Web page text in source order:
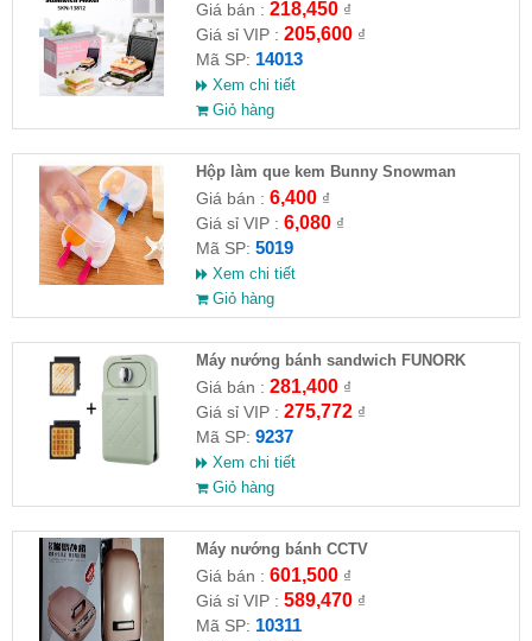
Sandwich SOKANY SKN-14013
Giá bán : 218,450₫
Giá sỉ VIP : 205,600₫
Mã SP: 14013
Xem chi tiết
Giỏ hàng
Hộp làm que kem Bunny Snowman
Giá bán : 6,400₫
Giá sỉ VIP : 6,080₫
Mã SP: 5019
Xem chi tiết
Giỏ hàng
Máy nướng bánh sandwich FUNORK
Giá bán : 281,400₫
Giá sỉ VIP : 275,772₫
Mã SP: 9237
Xem chi tiết
Giỏ hàng
Máy nướng bánh CCTV
Giá bán : 601,500₫
Giá sỉ VIP : 589,470₫
Mã SP: 10311